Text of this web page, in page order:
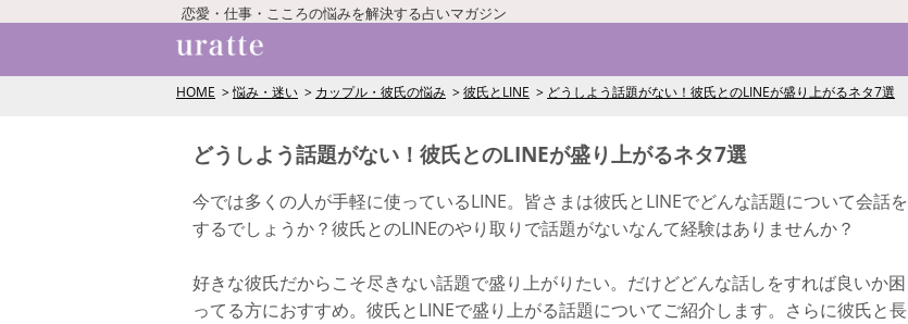
恋愛・仕事・こころの悩みを解決する占いマガジン
HOME 悩み・迷い カップル・彼氏の悩み 彼氏とLINE どうしよう話題がない！彼氏とのLINEが盛り上がるネタ7選
どうしよう話題がない！彼氏とのLINEが盛り上がるネタ7選
今では多くの人が手軽に使っているLINE。皆さまは彼氏とLINEでどんな話題について会話を
するでしょうか？彼氏とのLINEのやり取りで話題がないなんて経験はありませんか？
好きな彼氏だからこそ尽きない話題で盛り上がりたい。だけどどんな話しをすれば良いか困
ってる方におすすめ。彼氏とLINEで盛り上がる話題についてご紹介します。さらに彼氏と長